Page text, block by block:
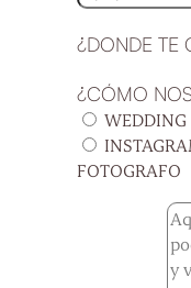
¿DONDE TE
¿CÓMO
WEDDING
FOTOGRAFO